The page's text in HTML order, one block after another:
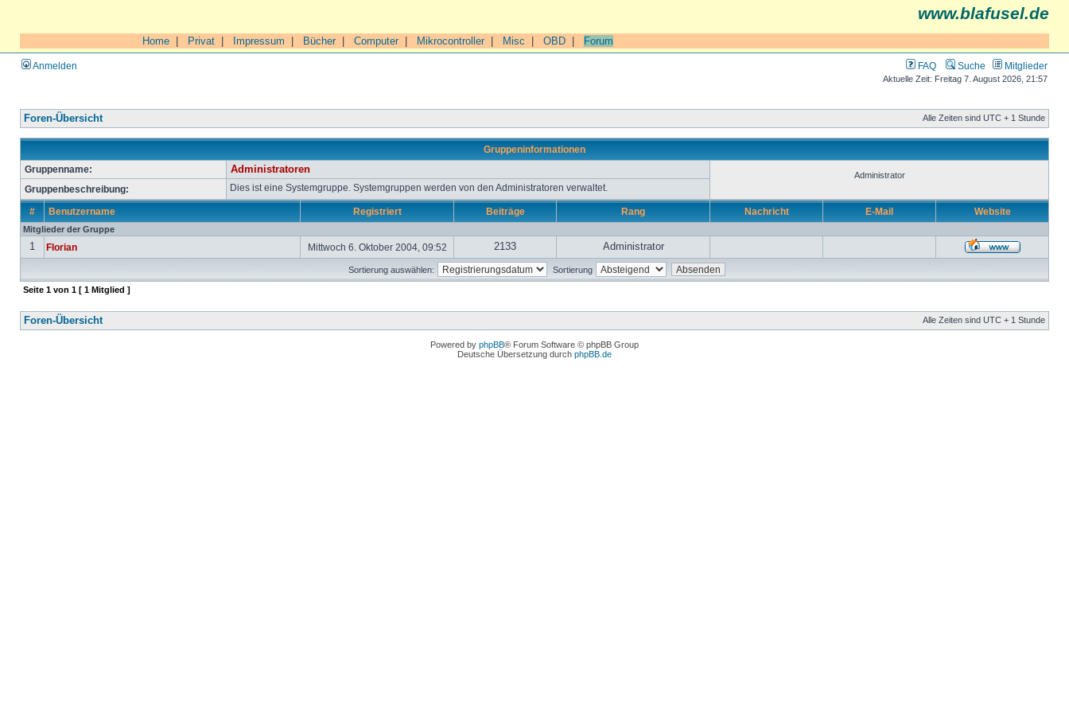
www.blafusel.de
Home Privat Impressum Bücher| Computer| Mikrocontroller| Misc OBD Forum
Anmelden FAQ Suche Mitglieder
Aktuelle Zeit: Freitag 7. August 2026, 21:57
Foren-Übersicht Alle Zeiten sind UTC + 1 Stunde
Gruppeninformationen
Gruppenname:
Administratoren Administrator
Gruppenbeschreibung: Dies ist eine Systemgruppe. Systemgruppen werden von den Administratoren verwaltet.
# Benutzername Registriert Beiträge Rang Nachricht E-Mail Website
Mitglieder der Gruppe
1 Florian Mittwoch 6. Oktober 2004, 09:52 2133 Administrator
Sortierung auswählen: Sortierung
Seite 1 von 1 [ 1 Mitglied ]
Foren-Übersicht Alle Zeiten sind UTC + 1 Stunde
Powered by phpBB® Forum Software © phpBB Group
Deutsche Übersetzung durch phpBB.de